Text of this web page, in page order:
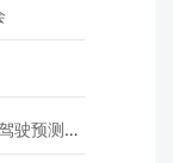
型挑战赛